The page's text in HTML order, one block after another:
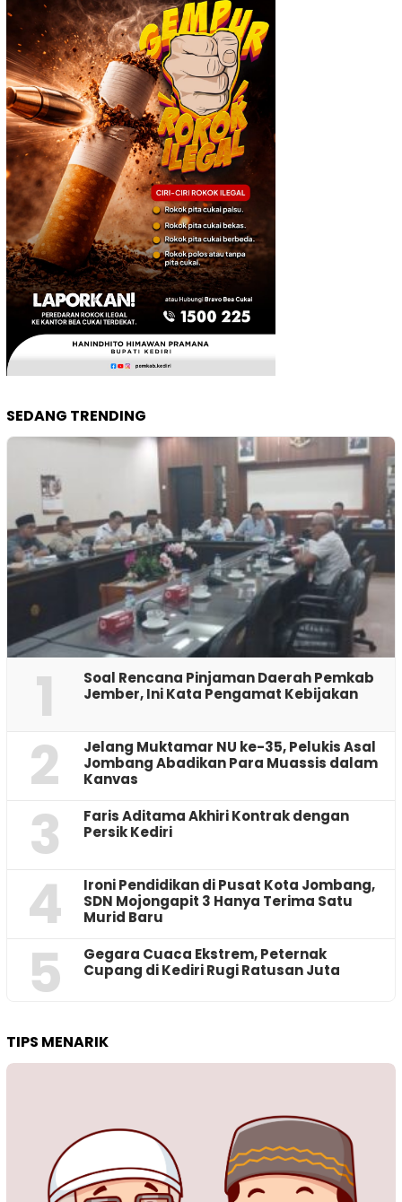
SEDANG TRENDING
1
‎Soal Rencana Pinjaman Daerah Pemkab
Jember, Ini Kata Pengamat Kebijakan ‎
2
Jelang Muktamar NU ke-35, Pelukis Asal
Jombang Abadikan Para Muassis dalam
Kanvas
3
Faris Aditama Akhiri Kontrak dengan
Persik Kediri
4
Ironi Pendidikan di Pusat Kota Jombang,
SDN Mojongapit 3 Hanya Terima Satu
Murid Baru
5
‎Gegara Cuaca Ekstrem, Peternak
Cupang di Kediri Rugi Ratusan Juta
TIPS MENARIK